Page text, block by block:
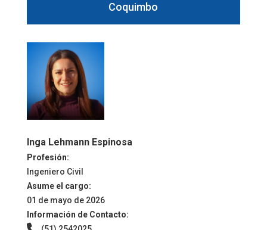
Coquimbo
Inga Lehmann Espinosa
Profesión:
Ingeniero Civil
Asume el cargo:
01 de mayo de 2026
Información de Contacto: